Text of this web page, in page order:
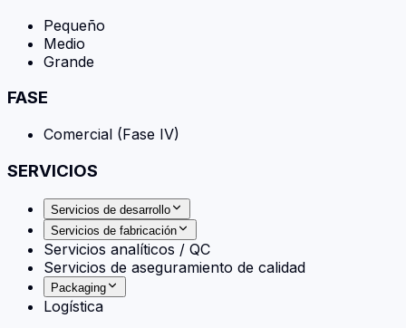
Pequeño
Medio
Grande
FASE
Comercial (Fase IV)
SERVICIOS
Servicios de desarrollo
Servicios de fabricación
Servicios analíticos / QC
Servicios de aseguramiento de calidad
Packaging
Logística